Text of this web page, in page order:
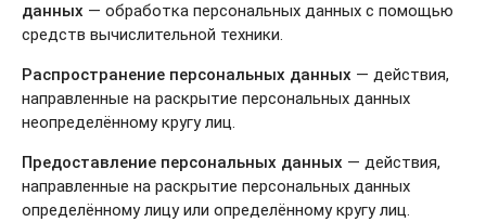
данных — обработка персональных данных с помощью
средств вычислительной техники.
Распространение персональных данных — действия,
направленные на раскрытие персональных данных
неопределённому кругу лиц.
Предоставление персональных данных — действия,
направленные на раскрытие персональных данных
определённому лицу или определённому кругу лиц.